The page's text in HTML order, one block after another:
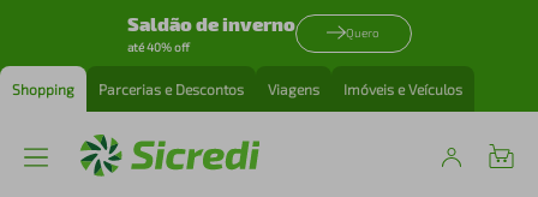
Saldão de inverno
até 40% off
Quero
Shopping Parcerias e Descontos Viagens Imóveis e Veículos